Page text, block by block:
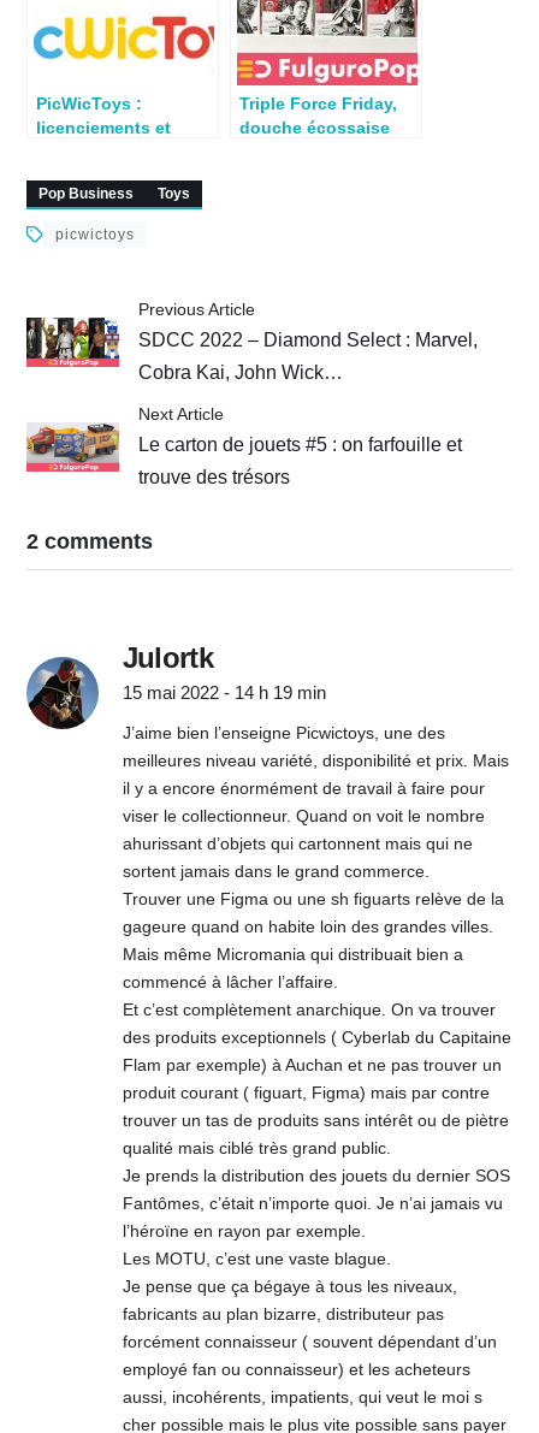
PicWicToys :
licenciements et
Triple Force Friday,
douche écossaise
Pop Business Toys
picwictoys
Previous Article
SDCC 2022 – Diamond Select : Marvel,
Cobra Kai, John Wick…
Next Article
Le carton de jouets #5 : on farfouille et
trouve des trésors
2 comments
Julortk
15 mai 2022 - 14 h 19 min
J’aime bien l’enseigne Picwictoys, une des
meilleures niveau variété, disponibilité et prix. Mais
il y a encore énormément de travail à faire pour
viser le collectionneur. Quand on voit le nombre
ahurissant d’objets qui cartonnent mais qui ne
sortent jamais dans le grand commerce.
Trouver une Figma ou une sh figuarts relève de la
gageure quand on habite loin des grandes villes.
Mais même Micromania qui distribuait bien a
commencé à lâcher l’affaire.
Et c’est complètement anarchique. On va trouver
des produits exceptionnels ( Cyberlab du Capitaine
Flam par exemple) à Auchan et ne pas trouver un
produit courant ( figuart, Figma) mais par contre
trouver un tas de produits sans intérêt ou de piètre
qualité mais ciblé très grand public.
Je prends la distribution des jouets du dernier SOS
Fantômes, c’était n’importe quoi. Je n’ai jamais vu
l’héroïne en rayon par exemple.
Les MOTU, c’est une vaste blague.
Je pense que ça bégaye à tous les niveaux,
fabricants au plan bizarre, distributeur pas
forcément connaisseur ( souvent dépendant d’un
employé fan ou connaisseur) et les acheteurs
aussi, incohérents, impatients, qui veut le moi s
cher possible mais le plus vite possible sans payer